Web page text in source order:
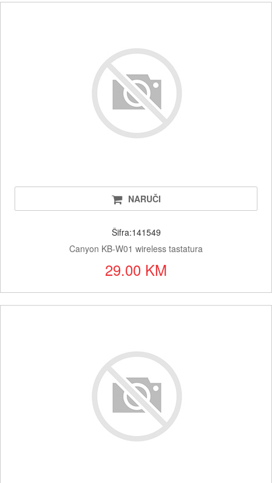
NARUČI
Šifra:141549
Canyon KB-W01 wireless tastatura
29.00 KM